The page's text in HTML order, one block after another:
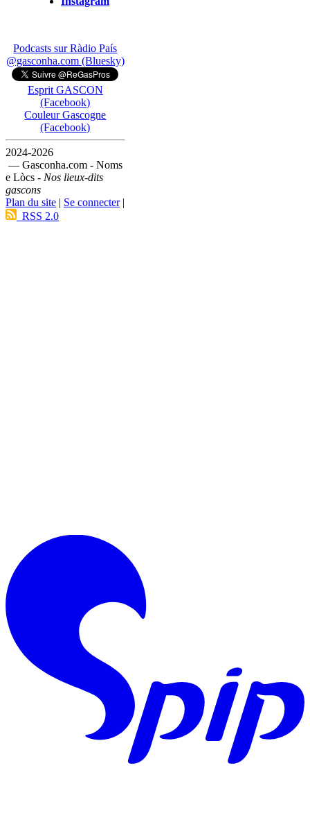
Podcasts sur Ràdio País
@gasconha.com (Bluesky)
Esprit GASCON
(Facebook)
Couleur Gascogne
(Facebook)
2024-2026
— Gasconha.com - Noms
e Lòcs - Nos lieux-dits
gascons
Plan du site | Se connecter|
RSS 2.0